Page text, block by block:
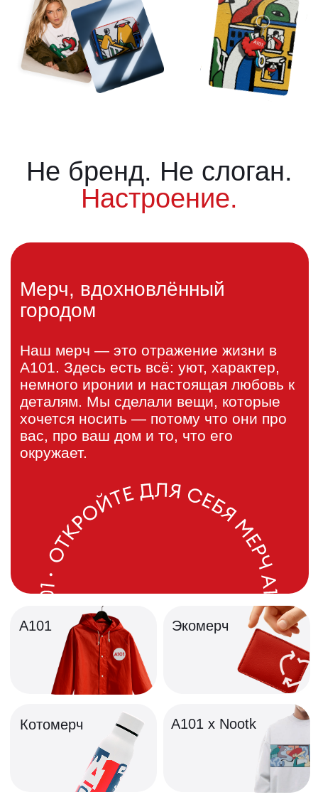
Не бренд. Не слоган.
Настроение.
Котомерч
Мерч, вдохновлённый
немного иронии и настоящая любовь к
деталям. Мы сделали вещи, которые
хочется носить — потому что они про
вас, про ваш дом и то, что его
Оплачивайте бонусами
программы лояльности
Получайте бонусы за покупки у
партнёров — и тратьте их на вещи,
которые действительно хочется
носить. Посмотреть свой баланс вы
можете в приложении А101 Дом в
разделе Сервис — Программа
Лояльности.
A101 x Nootk
зима от
А101
натуральной итальянской шерсти и
кашемира. Тёплые аксессуары с
характером: шарф, косынка и
грелка — для морозных прогулок,
зимнего спорта и домашнего уюта.
Яркий акцент, комфорт и редкий
баланс натурального состава и
стиля, который хочется носить